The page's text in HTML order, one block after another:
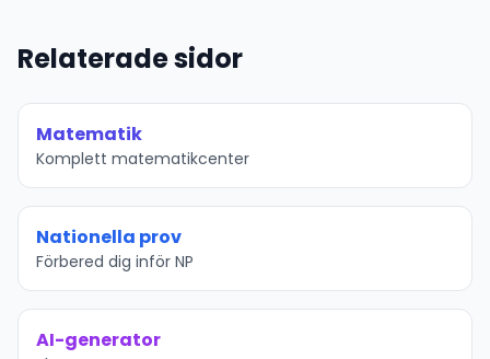
Relaterade sidor
Matematik
Komplett matematikcenter
Nationella prov
Förbered dig inför NP
AI-generator